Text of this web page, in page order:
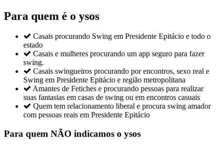
Para quem é o ysos
 Casais procurando Swing em Presidente Epitácio e todo o
estado
 Casais e mulheres procurando um app seguro para fazer
swing.
 Casais swingueiros procurando por encontros, sexo real e
Swing em Presidente Epitácio e região metropolitana
 Amantes de Fetiches e procurando pessoas para realizar
suas fantasias em casas de swing ou em encontros casuais
 Quem tem relacionamento liberal e procura swing amador
com pessoas reais em Presidente Epitácio
Para quem NÃO indicamos o ysos